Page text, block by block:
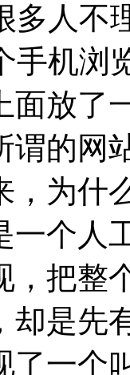
多人不
手机浏
面放了
谓的网
，为什
个人
，把整
却是先
了一个